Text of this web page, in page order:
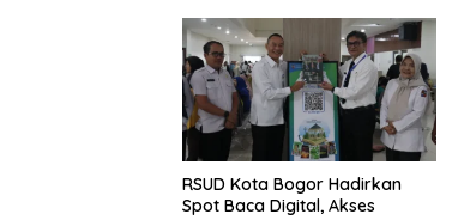
RSUD Kota Bogor Hadirkan
Spot Baca Digital, Akses